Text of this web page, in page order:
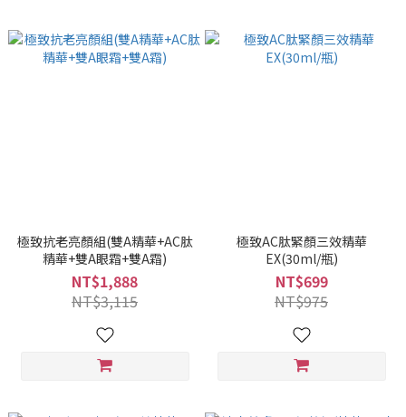
極致抗老亮顏組(雙A精華+AC肽
精華+雙A眼霜+雙A霜)
NT$1,888
NT$3,115
極致AC肽緊顏三效精華
EX(30ml/瓶)
NT$699
NT$975